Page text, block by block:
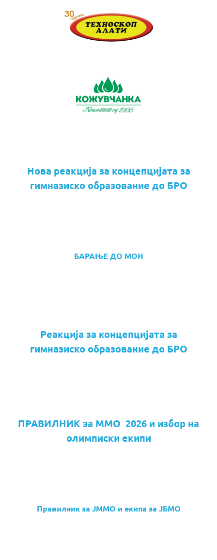
Нова реакција за концепцијата за
гимназиско образование до БРО
БАРАЊЕ ДО МОН
Реакција за концепцијата за
гимназиско образование до БРО
ПРАВИЛНИК за ММО 2026 и избор на
олимписки екипи
Правилник за ЈММО и екипа за ЈБМО